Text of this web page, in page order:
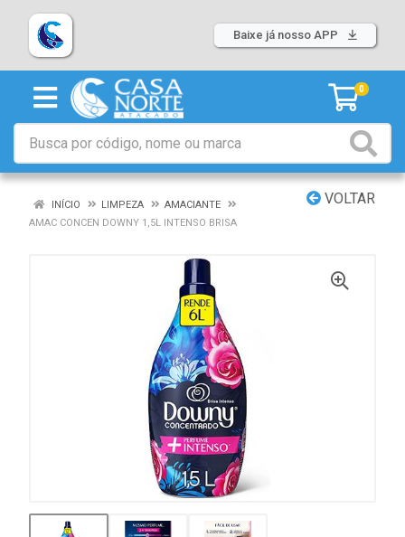
Baixe já nosso APP
0
VOLTAR
INÍCIO LIMPEZA
AMACIANTE
AMAC CONCEN DOWNY 1,5L INTENSO BRISA